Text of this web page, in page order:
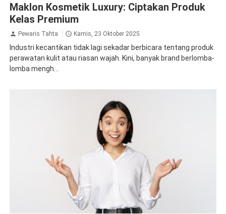
Maklon Kosmetik Luxury: Ciptakan Produk
Kelas Premium
Pewaris Tahta Kamis, 23 Oktober 2025
Industri kecantikan tidak lagi sekadar berbicara tentang produk
perawatan kulit atau riasan wajah. Kini, banyak brand berlomba-
lomba mengh...